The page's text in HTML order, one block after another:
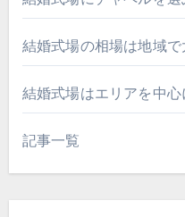
結婚式場の相場は地域
結婚式場はエリアを中心
記事一覧